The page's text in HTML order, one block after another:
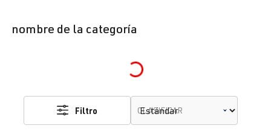
nombre de la categoría
Loading...
Filtro CLASIFICAR